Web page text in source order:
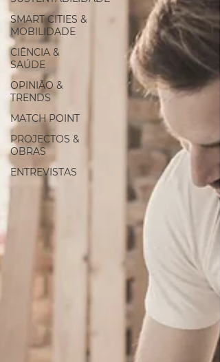
SMART CITIES &
MOBILIDADE
CIÊNCIA &
SAÚDE
OPINIÃO &
TRENDS
MATCH POINT
PROJECTOS &
OBRAS
ENTREVISTAS